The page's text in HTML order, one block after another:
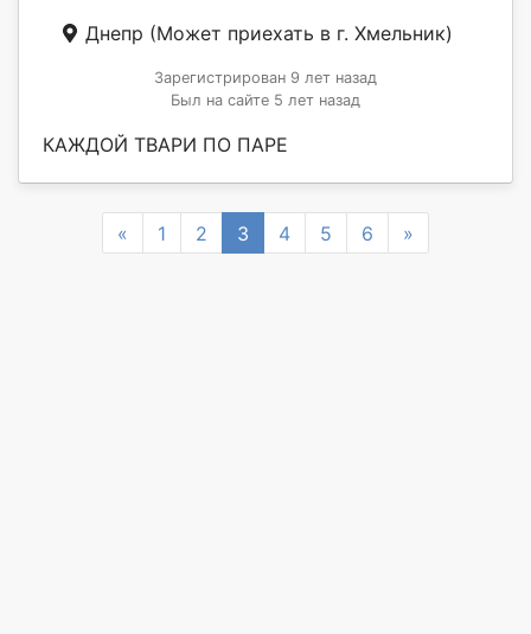
Днепр (Может приехать в г. Хмельник)
Зарегистрирован 9 лет назад
Был на сайте 5 лет назад
КАЖДОЙ ТВАРИ ПО ПАРЕ
« Previous
1 2 3 4 5 6 »